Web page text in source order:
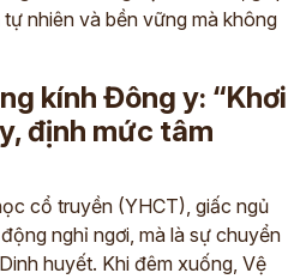
nhiên và bền vững mà không
kính Đông y: “Khơi
định mức tâm
cổ truyền (YHCT), giấc ngủ
nghỉ ngơi, mà là sự chuyển
huyết. Khi đêm xuống, Vệ